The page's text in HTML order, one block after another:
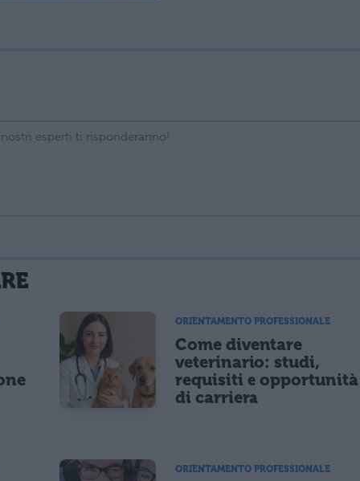
cookie salvi i tuoi dati (nome, email) per il prossimo commento.
di marketing diretto con modalità automatizzate o tradizionali
ORIENTAMENTO PROFESSIONALE
Come diventare
veterinario: studi,
requisiti e opportunità
di carriera
ORIENTAMENTO PROFESSIONALE